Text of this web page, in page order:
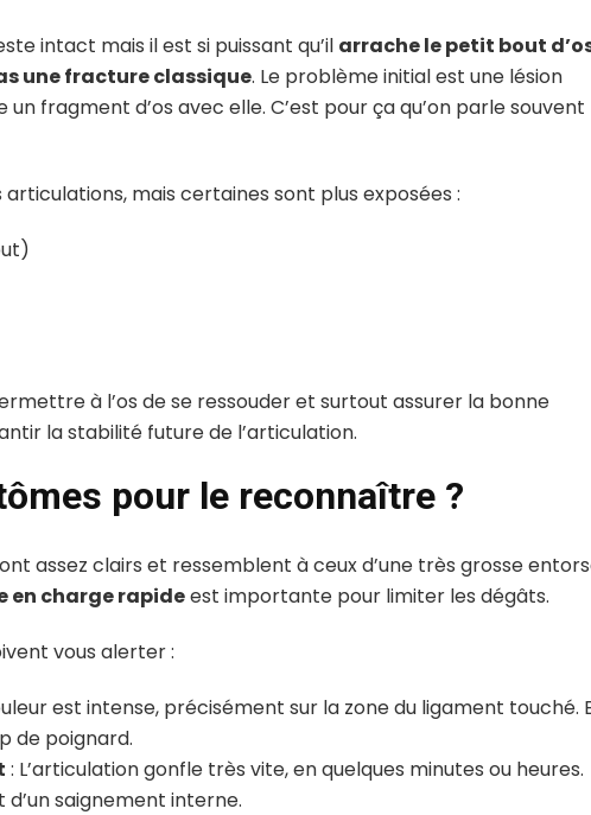
intact mais il est si puissant qu’il arrache le petit bout
une fracture classique. Le problème initial est une lésion
fragment d’os avec elle. C’est pour ça qu’on parle souvent
mais certaines sont plus exposées :
à l’os de se ressouder et surtout assurer la bonne
la stabilité future de l’articulation.
pour le reconnaître ?
assez clairs et ressemblent à ceux d’une très grosse
en charge rapideest importante pour limiter les dégâts.
vous alerter :
est intense, précisément sur la zone du ligament touché.
de poignard.
: L’articulation gonfle très vite, en quelques minutes ou heures.
d’un saignement interne.